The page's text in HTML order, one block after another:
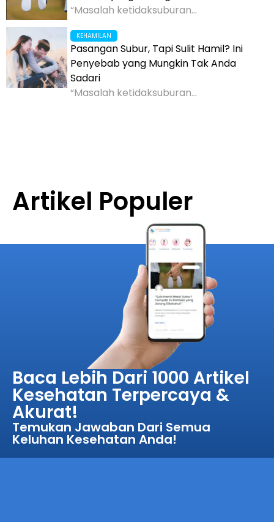
“Masalah ketidaksuburan...
KEHAMILAN
Pasangan Subur, Tapi Sulit Hamil? Ini
Penyebab yang Mungkin Tak Anda
Sadari
“Masalah ketidaksuburan...
Artikel Populer
Baca Lebih Dari 1000 Artikel
Kesehatan Terpercaya &
Akurat!
Temukan Jawaban Dari Semua
Keluhan Kesehatan Anda!